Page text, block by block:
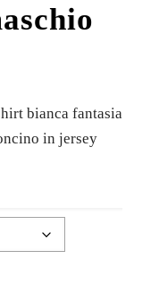
bianca fantasia
in jersey